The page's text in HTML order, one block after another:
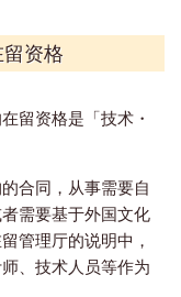
资格
留资格是「技术・
合同，从事需要自
需要基于外国文化
管理厅的说明中，
、技术人员等作为